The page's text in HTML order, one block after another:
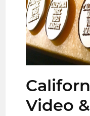
Video